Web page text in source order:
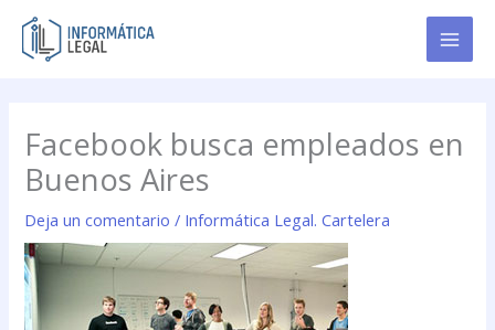
contenido
Facebook busca empleados en
Buenos Aires
Deja un comentario / Informática Legal. Cartelera